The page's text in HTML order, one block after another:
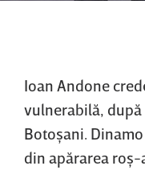
Ioan Andone
vulnerabilă, după
Botoşani.
din apărarea